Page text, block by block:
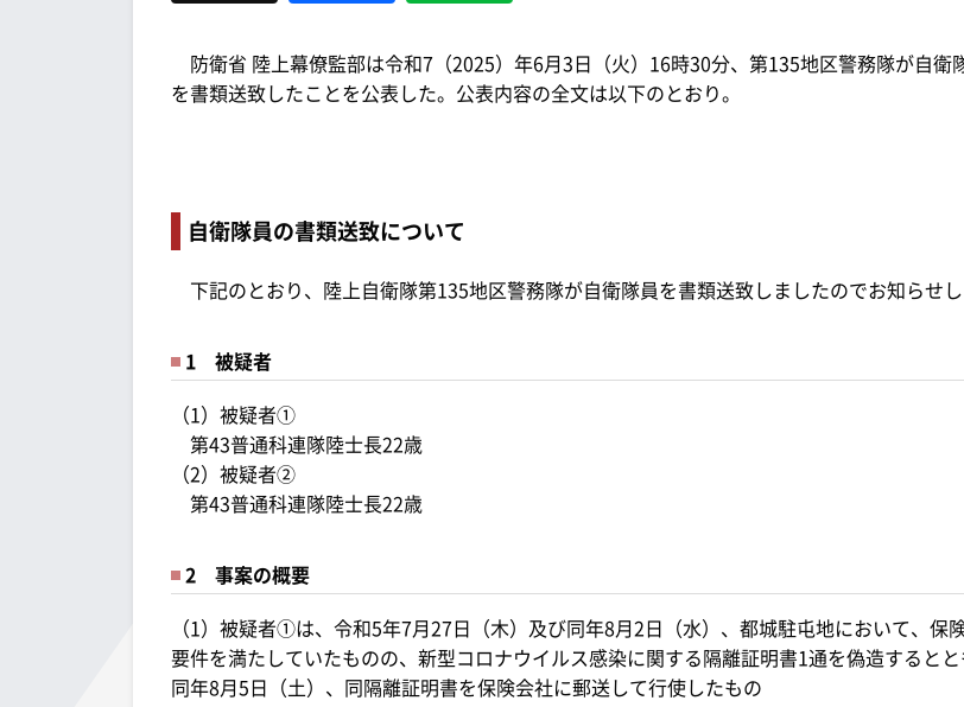
防衛省 陸上幕僚監部は令和7（2025）年6月3日（火）16時30分、第135地区警務隊が自衛
を書類送致したことを公表した。公表内容の全文は以下のとおり。
自衛隊員の書類送致について
下記のとおり、陸上自衛隊第135地区警務隊が自衛隊員を書類送致しましたのでお知らせし
1 被疑者
（1）被疑者①
第43普通科連隊陸士長22歳
（2）被疑者②
第43普通科連隊陸士長22歳
2 事案の概要
（1）被疑者①は、令和5年7月27日（木）及び同年8月2日（水）、都城駐屯地において、保
要件を満たしていたものの、新型コロナウイルス感染に関する隔離証明書1通を偽造するとと
同年8月5日（土）、同隔離証明書を保険会社に郵送して行使したもの